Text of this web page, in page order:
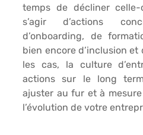
temps de décliner
s’agir d’actions
d’onboarding, de
bien encore d’inclusion
les cas, la culture
actions sur le long
ajuster au fur et à
l’évolution de votre